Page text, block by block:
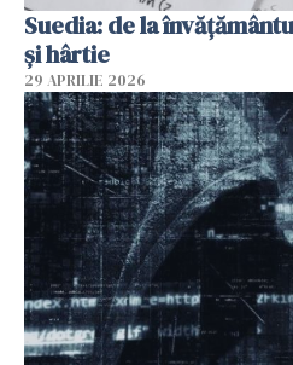
Suedia: de la
și hârtie
29 APRILIE 2026